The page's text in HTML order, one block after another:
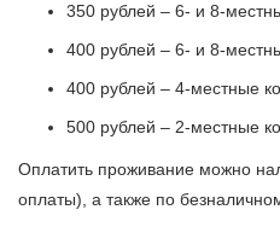
350 рублей – 6- и 8-
400 рублей – 6- и 8-
400 рублей – 4-местные
500 рублей – 2-местные
Оплатить проживание можно
оплаты), а также по